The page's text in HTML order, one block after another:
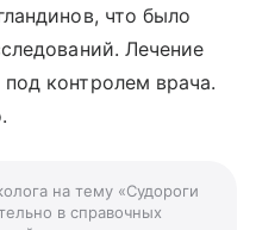
что было
Лечение
контролем врача.
на тему «Судороги
в справочных